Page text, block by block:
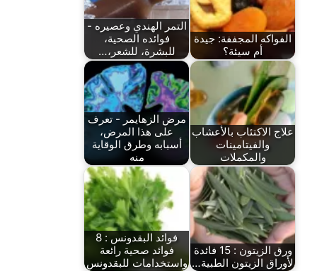
الفواكه المجففة: جيدة
أم سيئة؟
التمر الهندي وعصيره -
فوائده الصحية،
للبشرة، للشعر،…
علاج الاكتئاب بالأعشاب
والفيتامينات
والمكملات
مرض الزهايمر - تعرف
على هذا المرض،
أسبابه وطرق الوقاية
منه
ورق الزيتون : 15 فائدة
لأوراق الزيتون الطبية…
فوائد البقدونس : 8
فوائد صحية رائعة
واستخدامات للبقدونس